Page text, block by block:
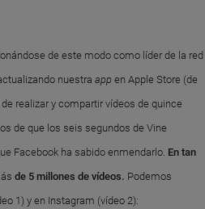
de este modo como líder de la red
nuestra appen Apple Store (de
realizar y compartir vídeos de quince
de que los seis segundos de Vine
Facebook ha sabido enmendarlo. En tan
de 5 millones de vídeos. Podemos
1) y en Instagram (vídeo 2):